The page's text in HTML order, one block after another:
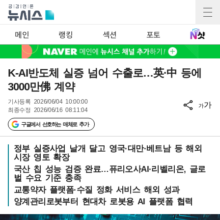
메인 랭킹 섹션 포토
K-AI반도체 실증 넘어 수출로…英·中 등에
3000만佛 계약
기사등록 2026/06/04 10:00:00
최종수정 2026/06/16 08:11:04
구글에서 선호하는 매체로 추가
가가
정부 실증사업 날개 달고 영국·대만·베트남 등 해외
시장 영토 확장
국산 칩 성능 검증 완료…퓨리오사AI·리벨리온, 글로
벌 수요 기준 충족
교통약자 플랫폼·수질 정화 서비스 해외 성과
양계관리로봇부터 현대차 로봇용 AI 플랫폼 협력